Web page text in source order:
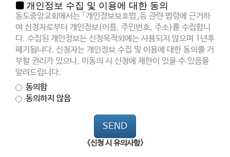
개인정보 수집 및 이용에 대한 동의
동도중앙교회에서는 「개인정보보호법」등 관련 법령에 근거하
여 신청자로부터 개인정보(이름, 주민번호, 주소)를 수집합니
다. 수집된 개인정보는 신청목적외에는 사용되지 않으며 1년후
폐기됩니다. 신청자는 개인정보 수집 및 이용에 대한 동의를 거
부할 권리가 있으나, 미동의 시 신청에 제한이 있을 수 있음을
알려드립니다.
동의함
동의하지 않음
SEND
<신청 시 유의사항>